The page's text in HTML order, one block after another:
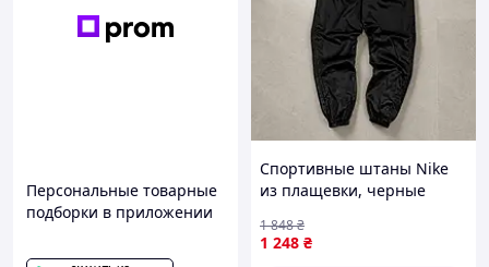
Персональные товарные
подборки в приложении
Спортивные штаны Nike
из плащевки, черные
качества мужские
1 248 ₴
1 848₴